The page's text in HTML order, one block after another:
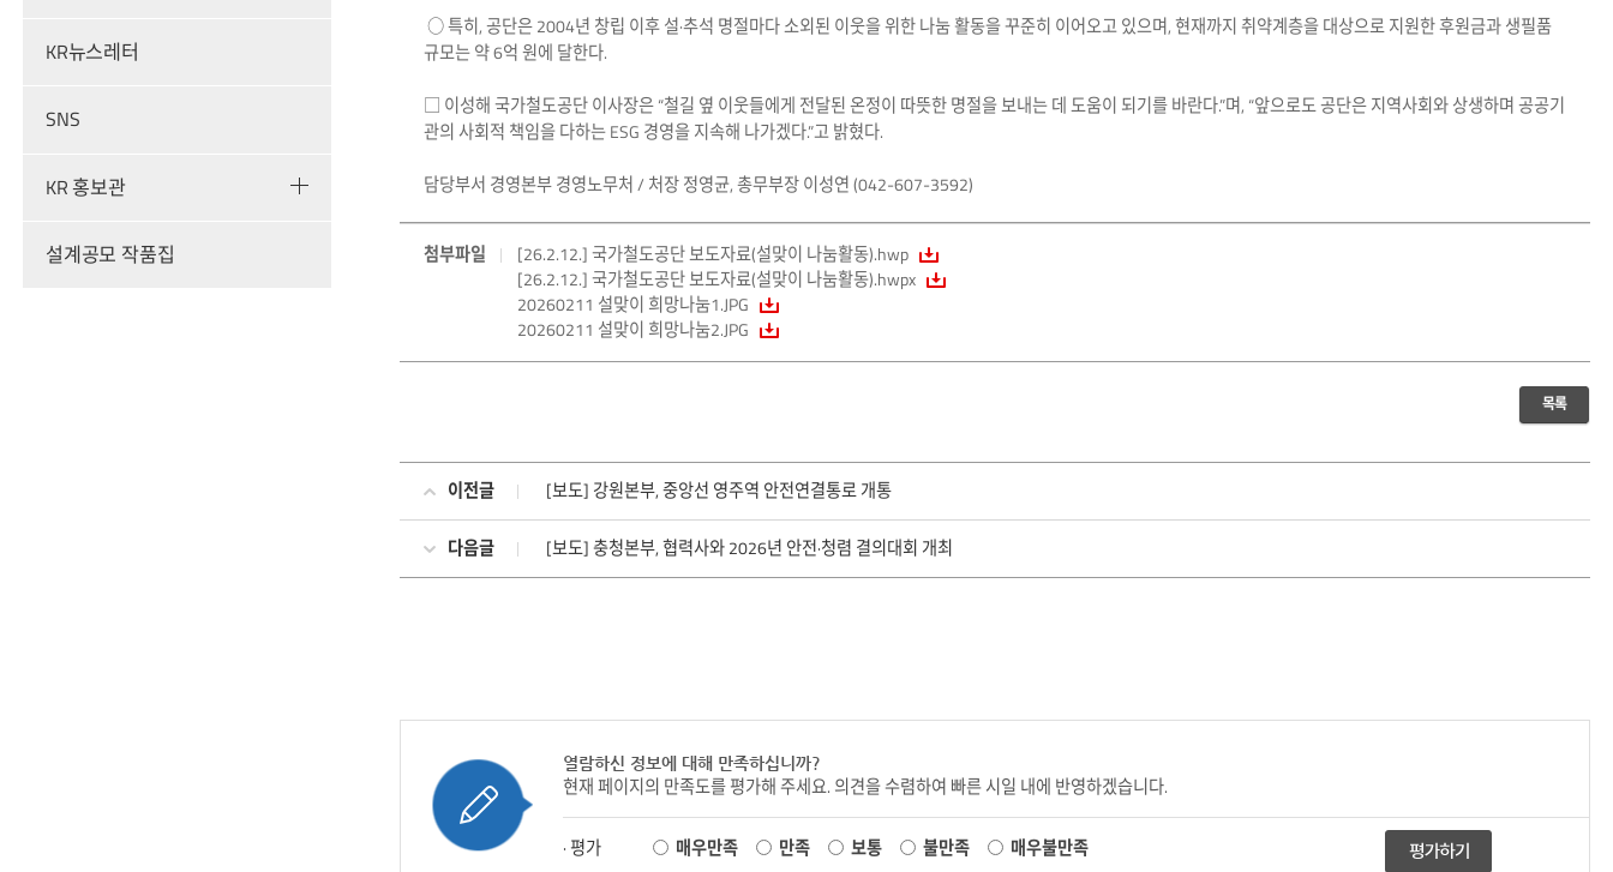
KR뉴스레터
SNS
KR 홍보관
설계공모 작품집
○ 특히, 공단은 2004년 창립 이후 설·추석 명절마다 소외된 이웃을 위한 나눔 활동을 꾸준히 이어오고 있으며, 현재까지 취약계층을 대상으로 지원한 후원금과 생필품
규모는 약 6억 원에 달한다.
□ 이성해 국가철도공단 이사장은 “철길 옆 이웃들에게 전달된 온정이 따뜻한 명절을 보내는 데 도움이 되기를 바란다.”며, “앞으로도 공단은 지역사회와 상생하며 공공기
관의 사회적 책임을 다하는 ESG 경영을 지속해 나가겠다.”고 밝혔다.
담당부서 경영본부 경영노무처 / 처장 정영균, 총무부장 이성연 (042-607-3592)
첨부파일
[26.2.12.] 국가철도공단 보도자료(설맞이 나눔활동).hwp
[26.2.12.] 국가철도공단 보도자료(설맞이 나눔활동).hwpx
20260211 설맞이 희망나눔1.JPG
20260211 설맞이 희망나눔2.JPG
목록
이전글 [보도] 강원본부, 중앙선 영주역 안전연결통로 개통
다음글 [보도] 충청본부, 협력사와 2026년 안전·청렴 결의대회 개최
열람하신 정보에 대해 만족하십니까?
현재 페이지의 만족도를 평가해 주세요. 의견을 수렴하여 빠른 시일 내에 반영하겠습니다.
· 평가 매우만족 만족 보통 불만족
매우불만족